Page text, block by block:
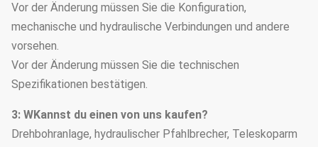
Vor der Änderung müssen Sie die Konfiguration,
mechanische und hydraulische Verbindungen und andere
vorsehen.
Vor der Änderung müssen Sie die technischen
Spezifikationen bestätigen.
3: WKannst du einen von uns kaufen?
Drehbohranlage, hydraulischer Pfahlbrecher, Teleskoparm